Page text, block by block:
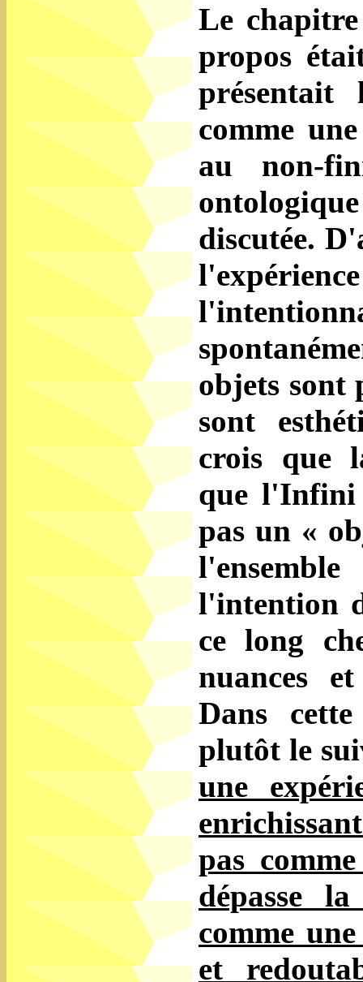
Le
propos
présentait
comme
au non-
discutée.
objets sont
sont
crois que
que l'Infini
pas un «
l'intention
ce long
nuances
Dans
plutôt le
une
pas
dépasse
comme
et